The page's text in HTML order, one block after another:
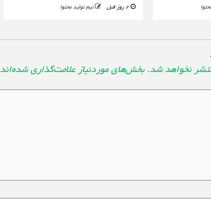
2 روز قبل تیم تولید محتوا
نخواهد شد. بخش‌های موردنیاز علامت‌گذاری شده‌اند